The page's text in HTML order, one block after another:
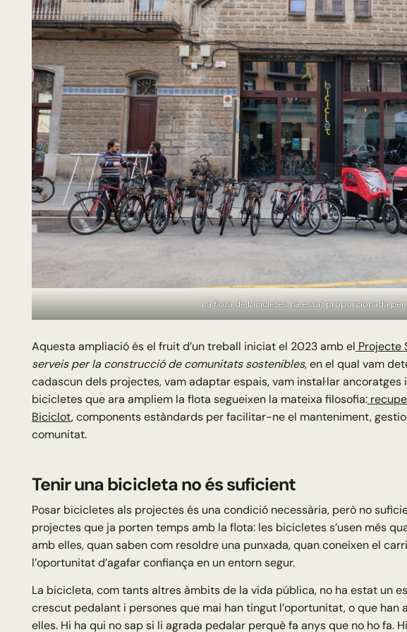
La flota de bicicletes ha estat proporcionada per
Aquesta ampliació és el fruit d’un treball iniciat el 2023 amb el Projecte
serveis per la construcció de comunitats sostenibles, en el qual vam
cadascun dels projectes, vam adaptar espais, vam instal·lar
bicicletes que ara ampliem la flota segueixen la mateixa filosofia:
Biciclot, components estàndards per facilitar-ne el manteniment,
comunitat.
Tenir una bicicleta no és suficient
Posar bicicletes als projectes és una condició necessària, però no
projectes que ja porten temps amb la flota: les bicicletes s’usen més
amb elles, quan saben com resoldre una punxada, quan coneixen el
l’oportunitat d’agafar confiança en un entorn segur.
La bicicleta, com tants altres àmbits de la vida pública, no ha estat un
crescut pedalant i persones que mai han tingut l’oportunitat, o que han
elles. Hi ha qui no sap si li agrada pedalar perquè fa anys que no ho fa.